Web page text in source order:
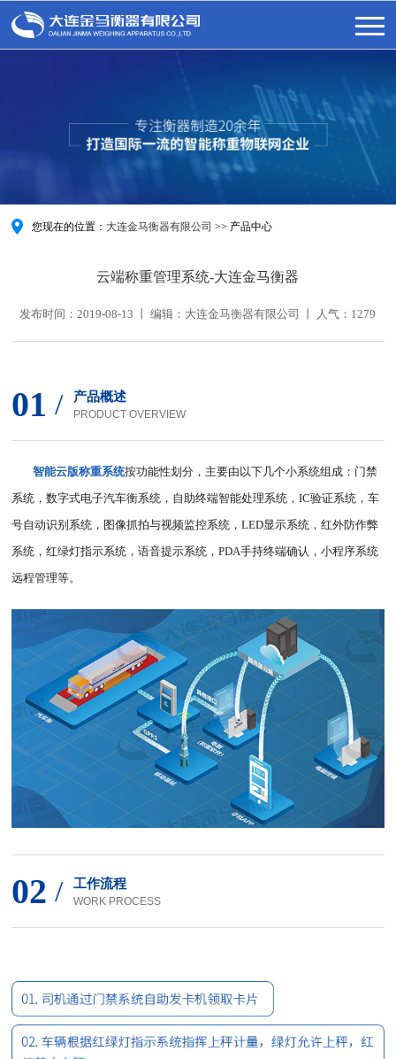
您现在的位置： 大连金马衡器有限公司 >> 产品中心
云端称重管理系统-大连金马衡器
发布时间：2019-08-13 丨 编辑：大连金马衡器有限公司 丨 人气： 1279
01 / 产品概述
PRODUCT OVERVIEW
智能云版称重系统按功能性划分，主要由以下几个小系统组成：门禁
系统，数字式电子汽车衡系统，自助终端智能处理系统，IC验证系统，车
号自动识别系统，图像抓拍与视频监控系统，LED显示系统，红外防作弊
系统，红绿灯指示系统，语音提示系统，PDA手持终端确认，小程序系统
远程管理等。
02 / 工作流程
WORK PROCESS